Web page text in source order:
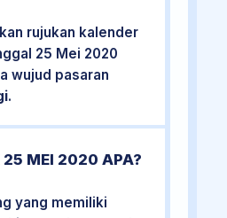
rujukan kalender
25 Mei 2020
wujud pasaran
.
25 MEI 2020 APA?
yang memiliki